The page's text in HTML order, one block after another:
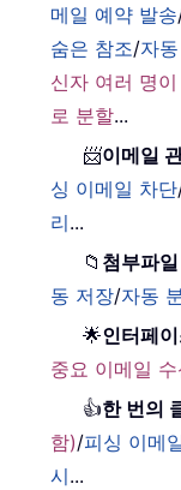
메일 예약 발송
숨은 참조/자
신자 여러 명
로 분할...
📨이메일
싱 이메일 차단
리...
📁 첨부파
동 저장/자동
🌟인터페
중요 이메일
👍한 번의
함)/피싱 이메
시...